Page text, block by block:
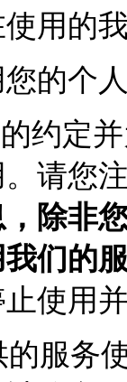
用的
您的个
约定
请您
除非
们的
使用
服务